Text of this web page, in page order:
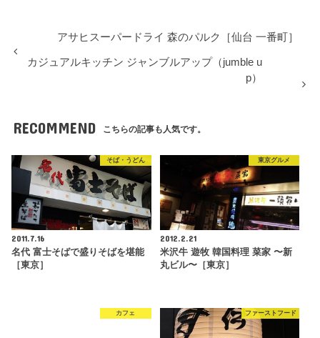
アサヒスーパードライ 森のパルク［仙台 一番町］
カジュアルキッチン ジャンブルアップ（jumble u
p）
RECOMMEND こちらの記事も人気です。
そば・うどん
2011.7.16
名代 富士そばで盛りそばを堪能
［東京］
東京グルメ
2012.2.21
米沢牛 遊牧 韓国料理 菜家 〜新
丸ビル〜［東京］
カフェ ファーストフード